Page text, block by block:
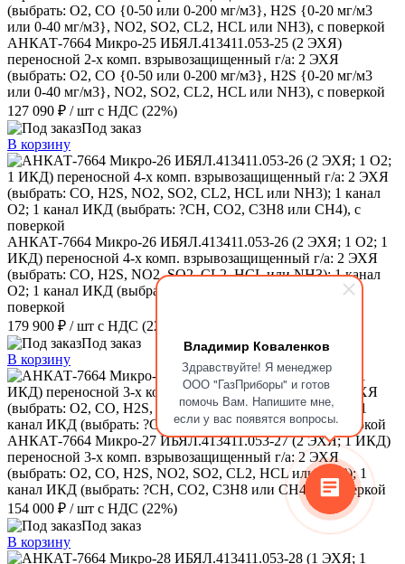
Владимир Коваленков
Здравствуйте! Я менеджер
ООО "ГазПриборы" и готов
помочь Вам. Напишите мне,
если у вас появятся вопросы.
АНКАТ-7664 Микро-25 ИБЯЛ.413411.053-25 (2 ЭХЯ)
переносной 2-х комп. взрывозащищенный г/а: 2 ЭХЯ
(выбрать: О2, CO {0-50 или 0-200 мг/м3}, H2S {0-20 мг/м3
или 0-40 мг/м3}, NО2, SО2, CL2, HCL или NH3), с поверкой
127 090 ₽ / шт с НДС (22%)
Под заказ
В корзину
АНКАТ-7664 Микро-26 ИБЯЛ.413411.053-26 (2 ЭХЯ; 1 О2; 1
ИКД) переносной 4-х комп. взрывозащищенный г/а: 2 ЭХЯ
(выбрать: CO, H2S, NО2, SО2, CL2, HCL или NH3); 1 канал
О2; 1 канал ИКД (выбрать: ?CH, СО2, С3Н8 или СН4), с
поверкой
179 900 ₽ / шт с НДС (22%)
Под заказ
В корзину
АНКАТ-7664 Микро-27 ИБЯЛ.413411.053-27 (2 ЭХЯ; 1 ИКД)
переносной 3-х комп. взрывозащищенный г/а: 2 ЭХЯ
(выбрать: O2, CO, H2S, NО2, SО2, CL2, HCL или NH3); 1
канал ИКД (выбрать: ?CH, СО2, С3Н8 или СН4), с поверкой
154 000 ₽ / шт с НДС (22%)
Под заказ
В корзину